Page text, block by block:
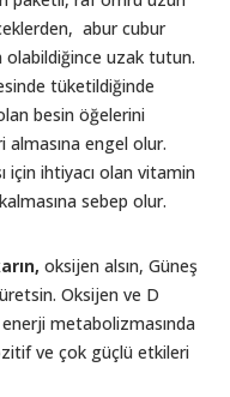
abur cubur
olabildiğince uzak tutun.
tüketildiğinde
besin öğelerini
almasına engel olur.
için ihtiyacı olan vitamin
sebep olur.
oksijen alsın, Güneş
Oksijen ve D
enerji metabolizmasında
ve çok güçlü etkileri